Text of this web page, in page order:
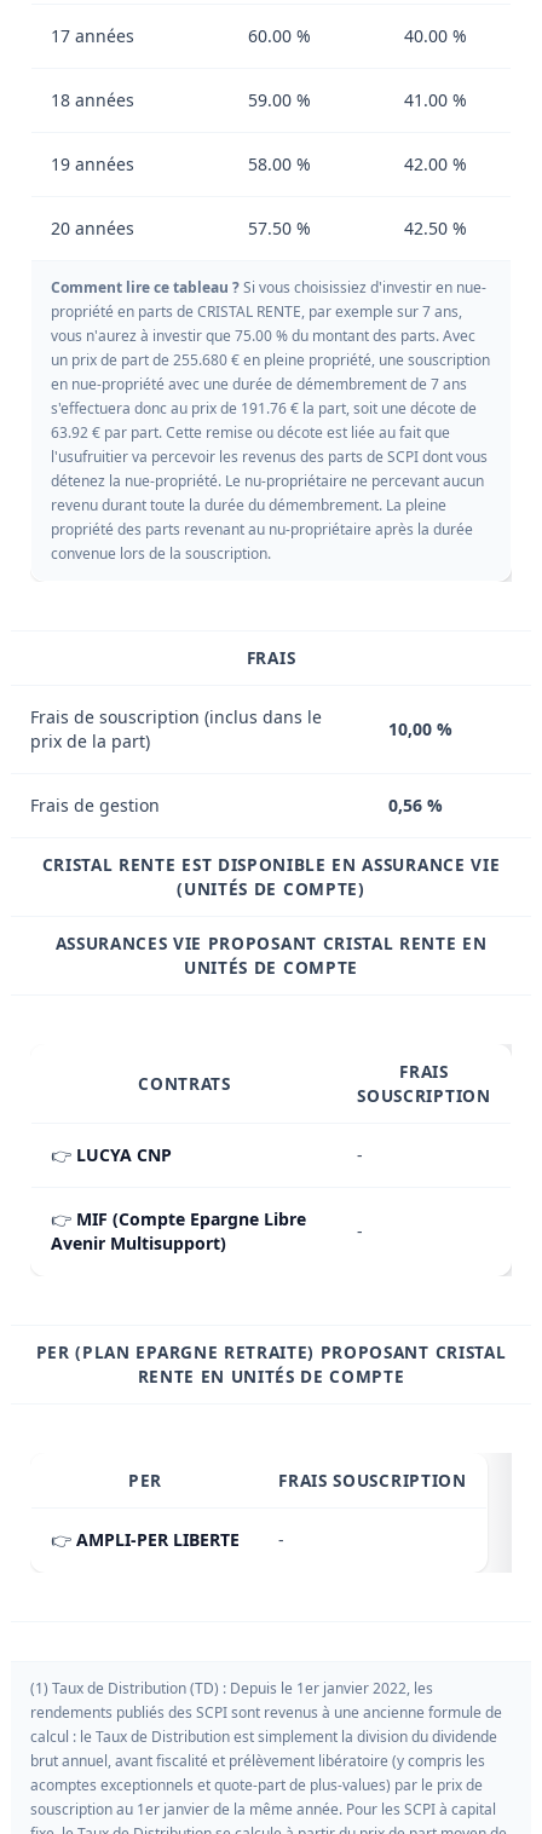
17 années 60.00 % 40.00 %
18 années 59.00 % 41.00 %
19 années 58.00 % 42.00 %
20 années 57.50 % 42.50 %
Comment lire ce tableau ?Si vous choisissiez d'investir en nue-
propriété en parts de CRISTAL RENTE, par exemple sur 7 ans,
vous n'aurez à investir que 75.00 % du montant des parts. Avec
un prix de part de 255.680 € en pleine propriété, une souscription
en nue-propriété avec une durée de démembrement de 7 ans
s'effectuera donc au prix de 191.76 € la part, soit une décote de
63.92 € par part. Cette remise ou décote est liée au fait que
l'usufruitier va percevoir les revenus des parts de SCPI dont vous
détenez la nue-propriété. Le nu-propriétaire ne percevant aucun
revenu durant toute la durée du démembrement. La pleine
propriété des parts revenant au nu-propriétaire après la durée
convenue lors de la souscription.
FRAIS
Frais de souscription (inclus dans le
prix de la part)
10,00 %
Frais de gestion 0,56 %
CRISTAL RENTE EST DISPONIBLE EN ASSURANCE VIE
(UNITÉS DE COMPTE)
ASSURANCES VIE PROPOSANT CRISTAL RENTE EN
UNITÉS DE COMPTE
CONTRATS
FRAIS
SOUSCRIPTION
👉 LUCYA CNP -
👉 MIF (Compte Epargne Libre
Avenir Multisupport)
-
PER (PLAN EPARGNE RETRAITE) PROPOSANT CRISTAL
RENTE EN UNITÉS DE COMPTE
PER FRAIS SOUSCRIPTION
👉 AMPLI-PER LIBERTE -
(1) Taux de Distribution (TD) : Depuis le 1er janvier 2022, les
rendements publiés des SCPI sont revenus à une ancienne formule de
calcul : le Taux de Distribution est simplement la division du dividende
brut annuel, avant fiscalité et prélèvement libératoire (y compris les
acomptes exceptionnels et quote-part de plus-values) par le prix de
souscription au 1er janvier de la même année. Pour les SCPI à capital